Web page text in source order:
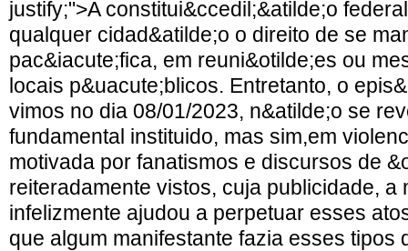
justify;">A constitui&ccedil;&atilde;o
qualquer cidad&atilde;o o direito de se
pac&iacute;fica, em reuni&otilde;es ou
locais p&uacute;blicos. Entretanto, o
vimos no dia 08/01/2023, n&atilde;o se
fundamental instituido, mas sim,em
motivada por fanatismos e discursos de
reiteradamente vistos, cuja publicidade, a
infelizmente ajudou a perpetuar esses
que algum manifestante fazia esses tipos